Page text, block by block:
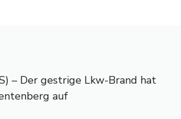
– Der gestrige Lkw-Brand hat
auf